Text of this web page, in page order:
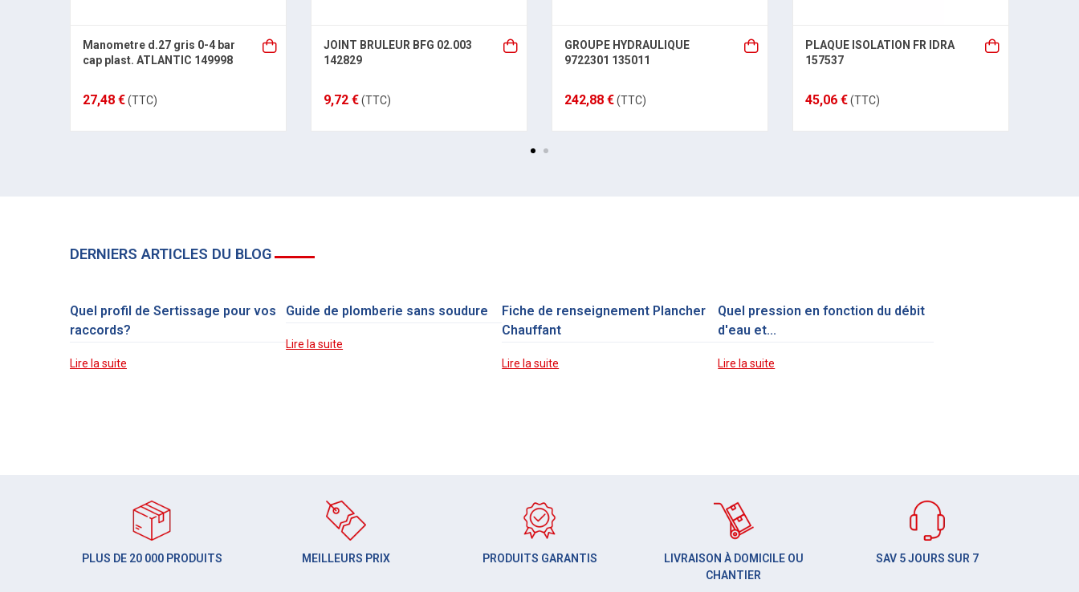
Manometre d.27 gris 0-4 bar
cap plast. ATLANTIC 149998
27,48 €(TTC)
JOINT BRULEUR BFG 02.003
142829
9,72 €(TTC)
GROUPE HYDRAULIQUE
9722301 135011
242,88 €(TTC)
PLAQUE ISOLATION FR IDRA
157537
45,06 €(TTC)
DERNIERS ARTICLES DU BLOG
Quel profil de Sertissage pour vos
raccords?
Lire la suite
Guide de plomberie sans soudure
Lire la suite
Fiche de renseignement Plancher
Chauffant
Lire la suite
Quel pression en fonction du débit
d'eau et...
Lire la suite
PLUS DE 20 000 PRODUITS MEILLEURS PRIX PRODUITS GARANTIS
LIVRAISON À DOMICILE OU
CHANTIER
SAV 5 JOURS SUR 7